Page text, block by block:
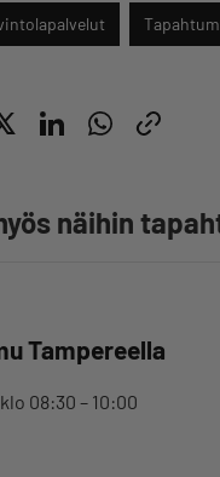
näihin
Tampereella
08:30 – 10:00